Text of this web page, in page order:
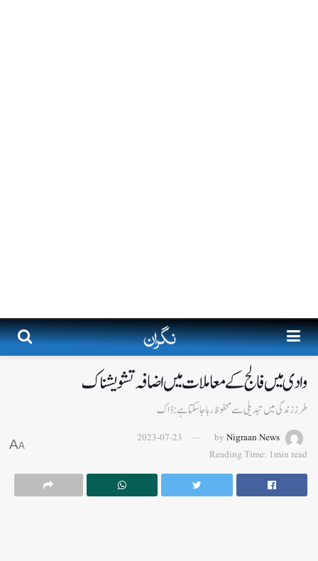
وادی میں فالج کے معاملات میں اضافہ تشویشناک
طرز زندگی میں تبدیلی سے محفوظ رہا جاسکتا ہے: ڈاک
by Nigraan News
2023-07-23
Reading Time: 1min read
A
A